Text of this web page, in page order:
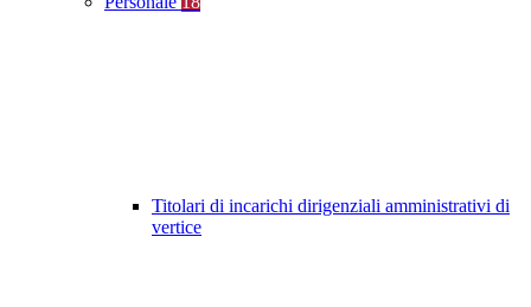
Titolari di incarichi dirigenziali amministrativi di
vertice